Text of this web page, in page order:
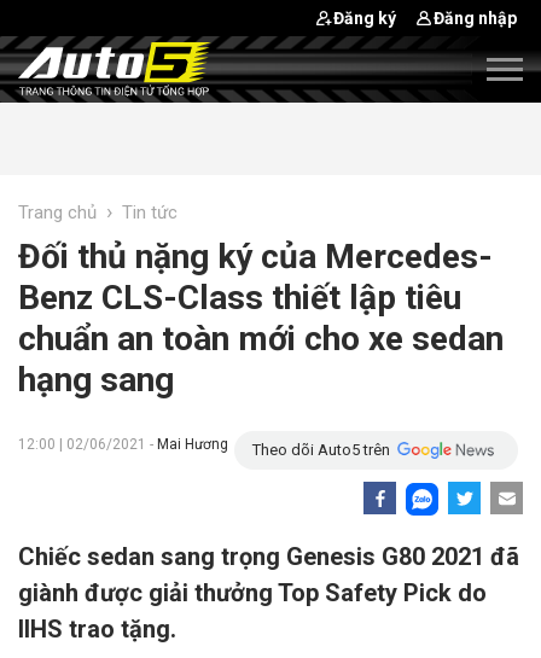
Đăng ký Đăng nhập
Trang chủ › Tin tức
Đối thủ nặng ký của Mercedes-
Benz CLS-Class thiết lập tiêu
chuẩn an toàn mới cho xe sedan
hạng sang
12:00 | 02/06/2021 - Mai Hương Theo dõi Auto5 trên
Chiếc sedan sang trọng Genesis G80 2021 đã
giành được giải thưởng Top Safety Pick do
IIHS trao tặng.